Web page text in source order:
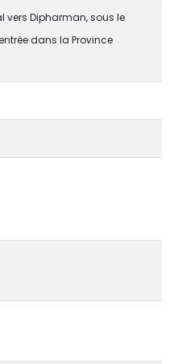
vers Dipharman, sous le
dans la Province